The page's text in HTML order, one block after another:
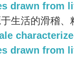
drawn from
生活的滑稽、
drawn from